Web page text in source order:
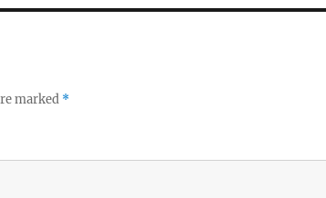
marked *